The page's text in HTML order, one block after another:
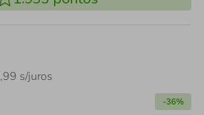
,99 s/juros
-36%